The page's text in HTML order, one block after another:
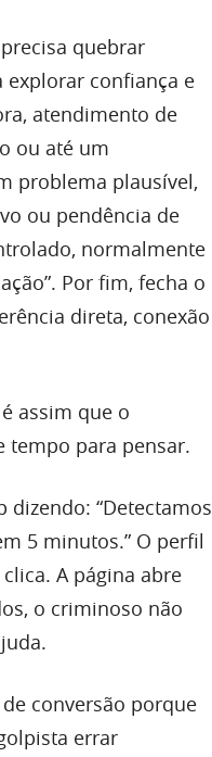
quebrar
confiança e
atendimento de
ou até um
problema plausível,
ou pendência de
normalmente
Por fim, fecha o
direta, conexão
assim que o
tempo para pensar.
dizendo: “Detectamos
5 minutos.” O perfil
A página abre
o criminoso não
conversão porque
errar